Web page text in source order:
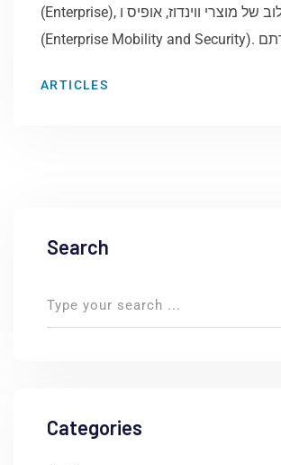
(Enterprise), שילוב של מוצרי ווינדוז, אופיס ו-EMS
ARTICLES
Search
Categories